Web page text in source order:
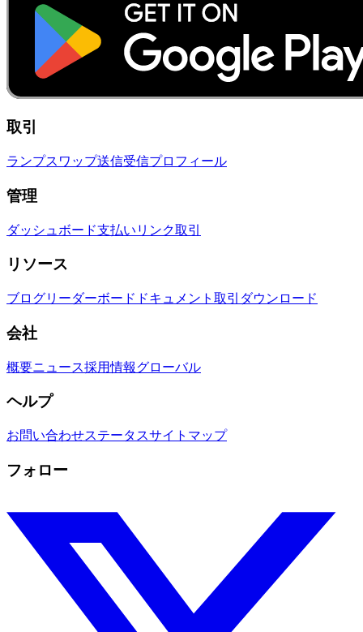
取引
ランプスワップ送信受信プロフィール
管理
ダッシュボード支払いリンク取引
リソース
ブログリーダーボード ドキュメント 取引 ダウンロード
会社
概要ニュース採用情報グローバル
ヘルプ
お問い合わせステータスサイトマップ
フォロー